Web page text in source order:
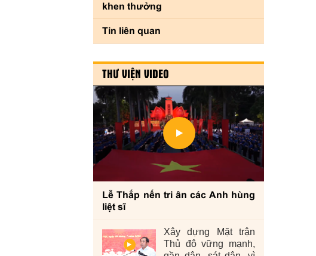
khen thưởng
Tin liên quan
THƯ VIỆN VIDEO
Lễ Thắp nến tri ân các Anh hùng
liệt sĩ
Xây dựng Mặt trận
Thủ đô vững mạnh,